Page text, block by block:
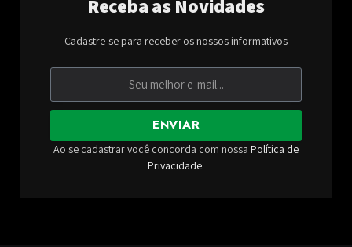
Receba as Novidades
Cadastre-se para receber os nossos informativos
ENVIAR
Ao se cadastrar você concorda com nossa Política de
Privacidade.